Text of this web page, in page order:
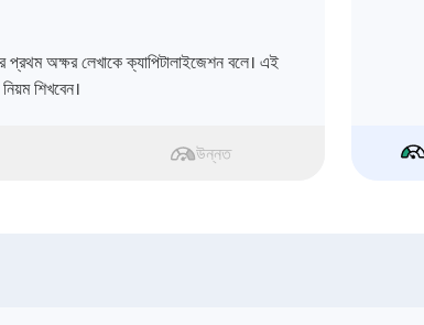
প্রথম অক্ষর লেখাকে ক্যাপিটালাইজেশন বলে। এই
শিখবেন।
উন্নত